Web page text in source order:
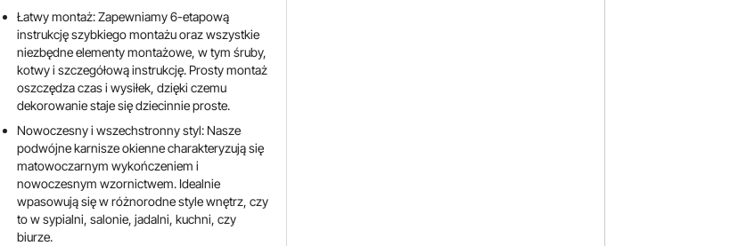
Łatwy montaż: Zapewniamy 6-etapową
instrukcję szybkiego montażu oraz wszystkie
niezbędne elementy montażowe, w tym śruby,
kotwy i szczegółową instrukcję. Prosty montaż
oszczędza czas i wysiłek, dzięki czemu
dekorowanie staje się dziecinnie proste.
Nowoczesny i wszechstronny styl: Nasze
podwójne karnisze okienne charakteryzują się
matowoczarnym wykończeniem i
nowoczesnym wzornictwem. Idealnie
wpasowują się w różnorodne style wnętrz, czy
to w sypialni, salonie, jadalni, kuchni, czy
biurze.